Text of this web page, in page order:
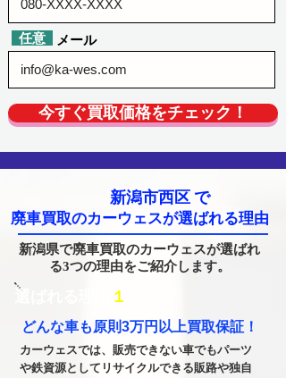
​任意 ​メール
今すぐ買取価格をチェック！
新潟市西区 で
廃車買取のカーウェスが選ばれる理由
新潟県で廃車買取のカーウェスが選ばれ
る3つの理由をご紹介します。
１
どんな車も原則3万円以上買取保証！
カーウェスでは、販売できない車でもパーツ
や鉄資源としてリサイクルできる販路や独自